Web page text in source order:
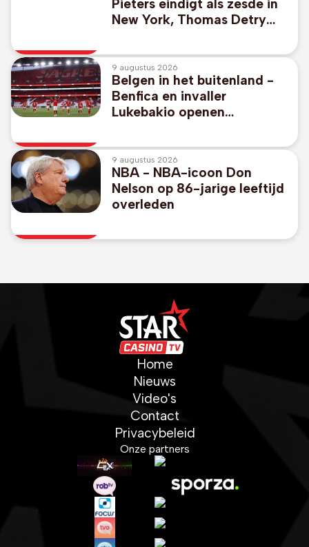
Pieters eindigt als zesde in
New York, Thomas Detry
9 augustus 2026
Belgen in het buitenland -
Benfica en invaller
Lukebakio openen
deuren met gelijkspel
9 augustus 2026
NBA - NBA-icoon Don
Nelson op 86-jarige leeftijd
overleden
Home
Nieuws
Video's
Contact
Privacybeleid
Onze partners